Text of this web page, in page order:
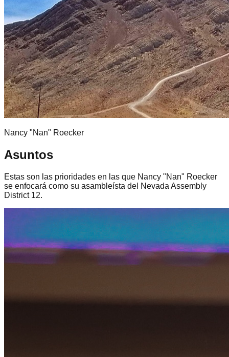
Nancy "Nan" Roecker
Asuntos
Estas son las prioridades en las que Nancy "Nan" Roecker
se enfocará como su asambleísta del Nevada Assembly
District 12.